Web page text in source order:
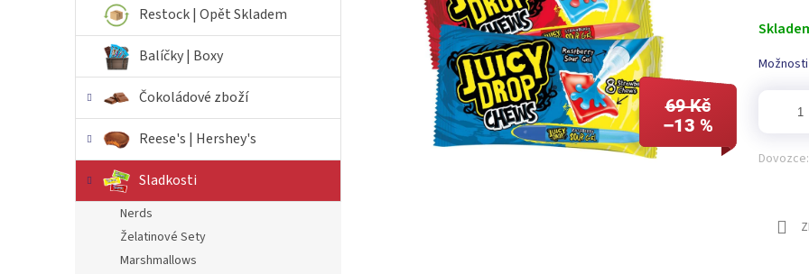
Restock | Opět Skladem
Balíčky | Boxy
Čokoládové zboží
Reese's | Hershey's
Sladkosti
Nerds
Želatinové Sety
Marshmallows
69 Kč
–13 %
cena:
Dovozce: